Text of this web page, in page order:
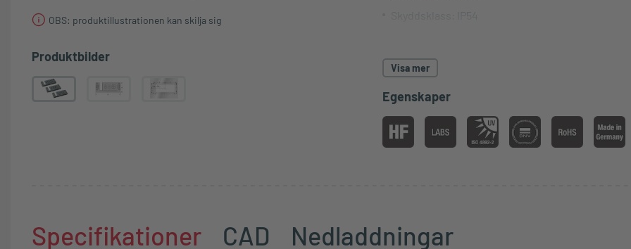
OBS: produktillustrationen kan skilja sig
Produktbilder
Material: Hus: Polyamid / packning: TPU/NBR/
UV-beständig
Tillverkad i Tyskland
Passar standardutskärningar för 24-poliga
Låskrokar för 1,5 mm – 2,0 mm plåttjocklek ingår;
finns upp till 4,1 mm plåttjocklek
Visa mer
Egenskaper
Specifikationer CAD Nedladdningar